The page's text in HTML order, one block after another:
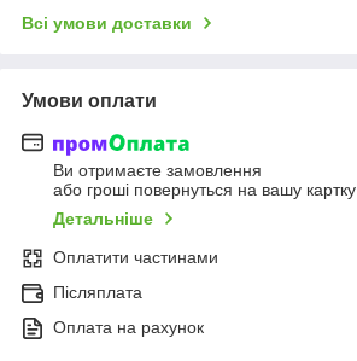
Всі умови доставки
Умови оплати
Ви отримаєте замовлення
або гроші повернуться на вашу картку
Детальніше
Оплатити частинами
Післяплата
Оплата на рахунок